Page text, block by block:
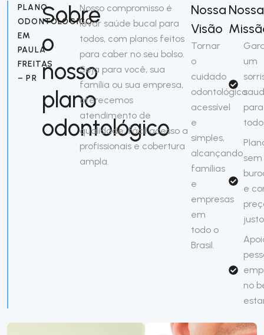
PLANO
ODONTOLÓGICO
EM
PAULA
FREITAS
– PR
Sobre
o
nosso
plano
odontológico
Nosso compromisso é
levar saúde bucal para
todos, com planos feitos
para caber no seu bolso.
Seja para você, sua
família ou sua empresa,
oferecemos
atendimento de
qualidade, fácil acesso a
profissionais e cobertura
ampla.
Nossa
Visão
Tornar
o
cuidado
odontológico
acessível
e
simples,
alcançando
famílias
e
empresas
em
todo o
Brasil.
Nossa
um
para
sem
e
justo
no